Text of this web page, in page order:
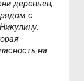
деревьев,
с
на